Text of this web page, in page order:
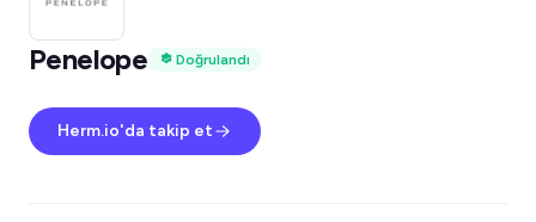
Penelope Doğrulandı
Herm.io'da takip et